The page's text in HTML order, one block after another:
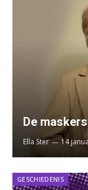
De
Ella Ster 14
GESCHIEDENIS